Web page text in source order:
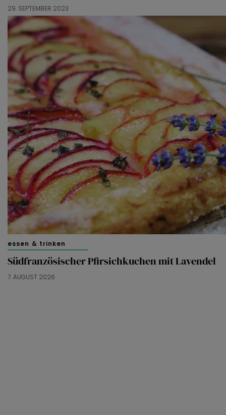
29. SEPTEMBER 2023
essen & trinken
Südfranzösischer Pfirsichkuchen mit Lavendel
7. AUGUST 2026